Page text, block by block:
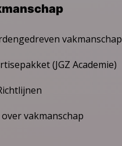
vakmanschap
(JGZ Academie)
vakmanschap